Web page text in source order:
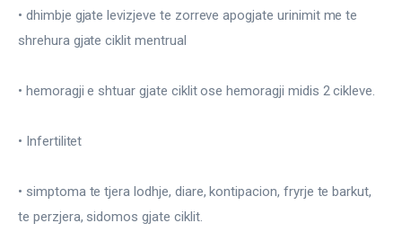
Të njohim ilaçet/suplementet
• dhimbje gjate levizjeve te zorreve apogjate urinimit me te
shrehura gjate ciklit mentrual
• hemoragji e shtuar gjate ciklit ose hemoragji midis 2 cikleve.
• Infertilitet
• simptoma te tjera lodhje, diare, kontipacion, fryrje te barkut,
te perzjera, sidomos gjate ciklit.